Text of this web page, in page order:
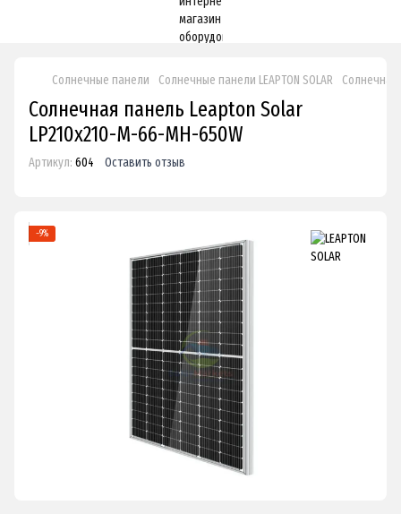
Солнечные панели Солнечные панели LEAPTON SOLAR Солнечная
Солнечная панель Leapton Solar
LP210x210-M-66-MH-650W
Артикул: 604 Оставить отзыв
−9%